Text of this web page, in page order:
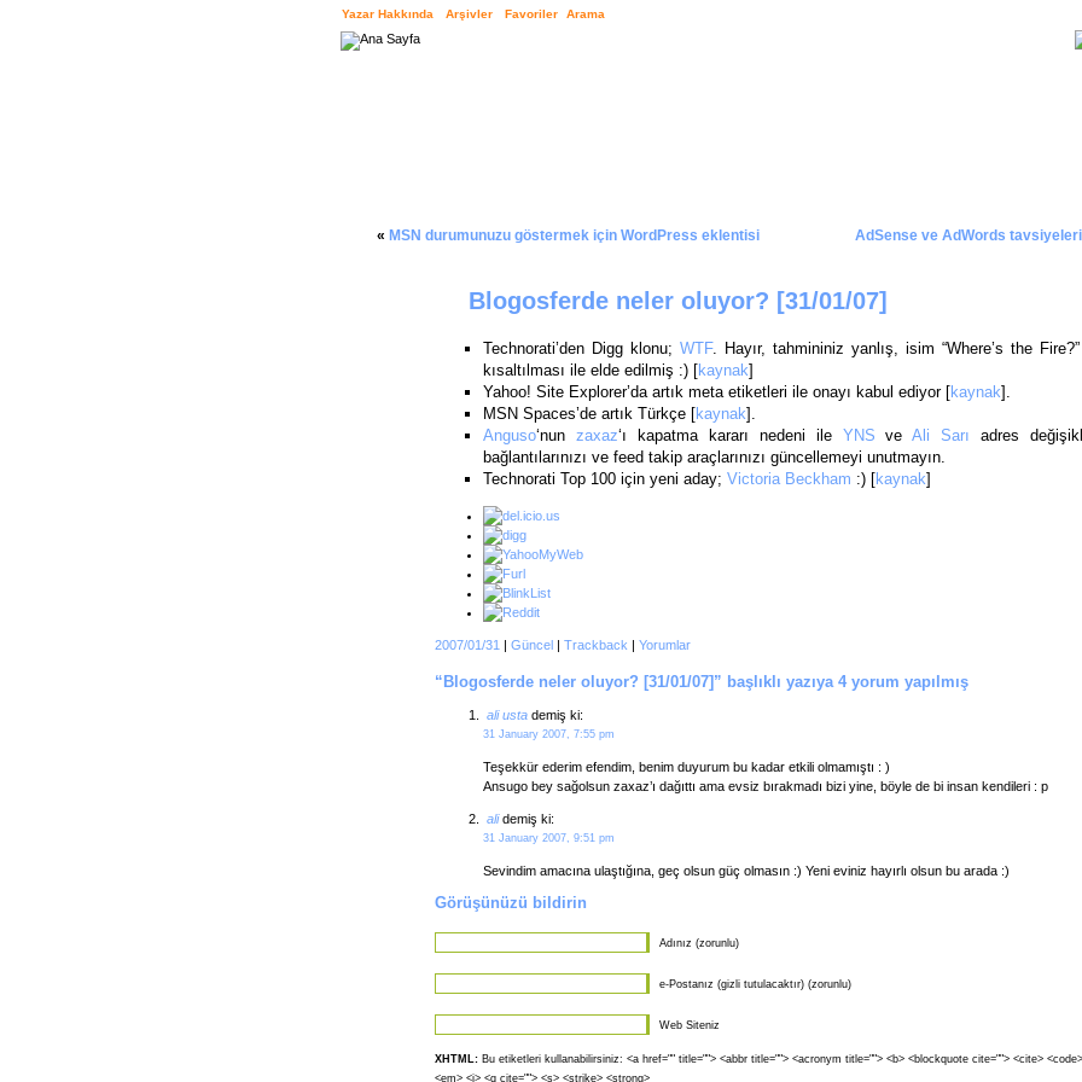
Yazar Hakkında Arşivler Favoriler Arama
« MSN durumunuzu göstermek için WordPress eklentisi AdSense ve AdWords
Blogosferde neler oluyor? [31/01/07]
Technorati’den Digg klonu; WTF. Hayır, tahmininiz yanlış, isim “Where’s the
kısaltılması ile elde edilmiş :) [kaynak]
Yahoo! Site Explorer’da artık meta etiketleri ile onayı kabul ediyor [kaynak].
MSN Spaces’de artık Türkçe [kaynak].
Anguso‘nun zaxaz‘ı kapatma kararı nedeni ile YNS veAli Sarı adres
bağlantılarınızı ve feed takip araçlarınızı güncellemeyi unutmayın.
Technorati Top 100 için yeni aday; Victoria Beckham :) [kaynak]
2007/01/31 | Güncel| Trackback | Yorumlar
“Blogosferde neler oluyor? [31/01/07]” başlıklı yazıya 4 yorum yapılmış
ali ustademiş ki:
31 January 2007, 7:55 pm
Teşekkür ederim efendim, benim duyurum bu kadar etkili olmamıştı : )
Ansugo bey sağolsun zaxaz’ı dağıttı ama evsiz bırakmadı bizi yine, böyle de bi insan kendileri : p
alidemiş ki:
31 January 2007, 9:51 pm
Sevindim amacına ulaştığına, geç olsun güç olmasın :) Yeni eviniz hayırlı olsun bu arada :)
Görüşünüzü bildirin
Adınız (zorunlu)
e-Postanız (gizli tutulacaktır) (zorunlu)
Web Siteniz
XHTML:Bu etiketleri kullanabilirsiniz: <a href="" title=""> <abbr title=""> <acronym title=""> <b> <blockquote cite=""> <cite>
<em> <i> <q cite=""> <s> <strike> <strong>